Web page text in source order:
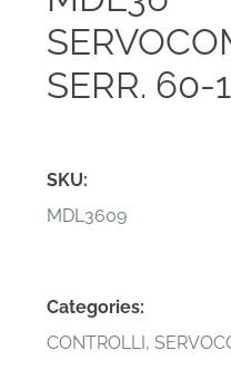
SERR. 60-
SKU:
MDL3609
Categories:
CONTROLLI ,